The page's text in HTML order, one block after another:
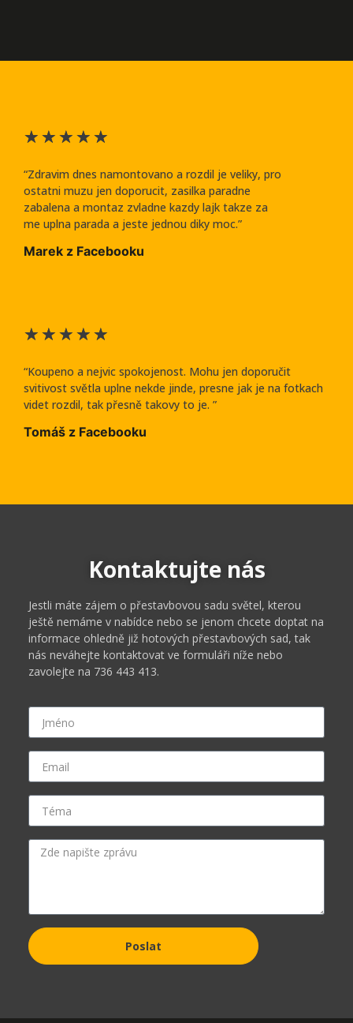
★ ★ ★ ★ ★
“Zdravim dnes namontovano a rozdil je veliky, pro
ostatni muzu jen doporucit, zasilka paradne
zabalena a montaz zvladne kazdy lajk takze za
me uplna parada a jeste jednou diky moc.”
Marek z Facebooku
★ ★ ★ ★ ★
“Koupeno a nejvic spokojenost. Mohu jen doporučit
svitivost světla uplne nekde jinde, presne jak je na fotkach
videt rozdil, tak přesně takovy to je. ”
Tomáš z Facebooku
Kontaktujte nás
Jestli máte zájem o přestavbovou sadu světel, kterou
ještě nemáme v nabídce nebo se jenom chcete doptat na
informace ohledně již hotových přestavbových sad, tak
nás neváhejte kontaktovat ve formuláři níže nebo
zavolejte na 736 443 413.
Poslat